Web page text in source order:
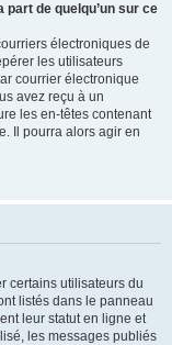
de quelqu’un sur ce
électroniques de
les utilisateurs
courrier électronique
avez reçu à un
les en-têtes contenant
Il pourra alors agir en
certains utilisateurs du
listés dans le panneau
leur statut en ligne et
les messages publiés